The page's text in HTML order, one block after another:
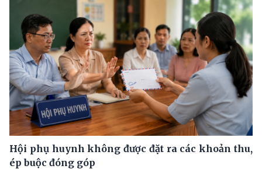
Hội phụ huynh không được đặt ra các khoản thu,
ép buộc đóng góp